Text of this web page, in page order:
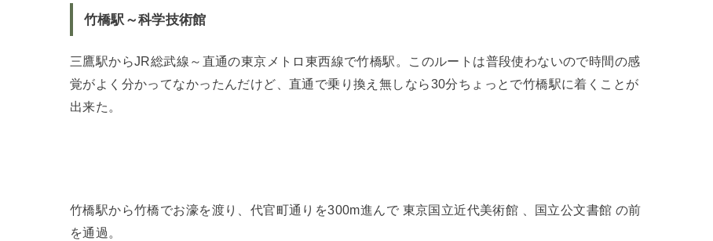
竹橋駅～科学技術館
三鷹駅からJR総武線～直通の東京メトロ東西線で竹橋駅。このルートは普段使わないので時間の感
覚がよく分かってなかったんだけど、直通で乗り換え無しなら30分ちょっとで竹橋駅に着くことが
出来た。
竹橋駅から竹橋でお濠を渡り、代官町通りを300m進んで 東京国立近代美術館 、国立公文書館 の前
を通過。